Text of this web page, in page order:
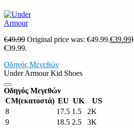
€49.99 Original price was: €49.99.€39.99
€39.99.
Οδηγός Μεγεθών
Under Armour Kid Shoes
Οδηγός Μεγεθών
CM(εκατοστά) EU UK
US
8
17.5 1.5
2K
9
18.5 2.5
3K